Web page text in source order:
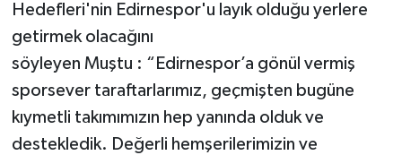
Hedefleri'nin Edirnespor'u layık olduğu yerlere
getirmek olacağını
söyleyen Muştu : “Edirnespor’a gönül vermiş
sporsever taraftarlarımız, geçmişten bugüne
kıymetli takımımızın hep yanında olduk ve
destekledik. Değerli hemşerilerimizin ve